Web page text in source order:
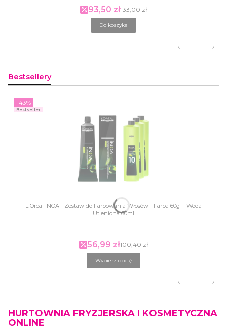
Cena promocyjna
93,50 zł133,00 zł
Do koszyka
Bestsellery
Bestseller
L'Oreal INOA - Zestaw do Farbowania Włosów - Farba 60g + Woda
Utleniona 60ml
Cena promocyjna
56,99 zł100,40 zł
-43%
Wybierz opcję
HURTOWNIA FRYZJERSKA I KOSMETYCZNA
ONLINE